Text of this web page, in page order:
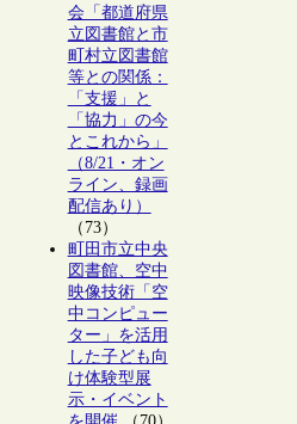
会「都道府県
立図書館と市
町村立図書館
等との関係：
「支援」と
「協力」の今
とこれから」
（8/21・オン
ライン、録画
配信あり）
（73）
町田市立中央
図書館、空中
映像技術「空
中コンピュー
ター」を活用
した子ども向
け体験型展
示・イベント